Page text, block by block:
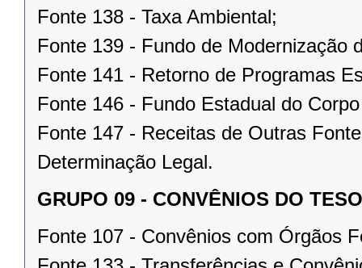
Fonte 138 - Taxa Ambiental;
Fonte 139 - Fundo de Modernização
Fonte 141 - Retorno de Programas
Fonte 146 - Fundo Estadual do
Fonte 147 - Receitas de Outras
Determinação Legal.
GRUPO 09 - CONVÊNIOS DO
Fonte 107 - Convênios com Órgãos